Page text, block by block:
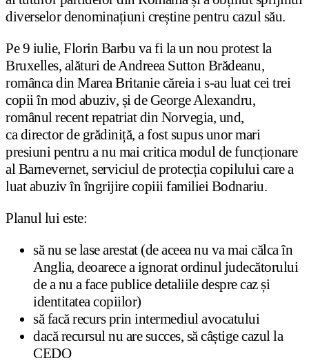
diverselor denominațiuni creștine pentru cazul său.
Pe 9 iulie, Florin Barbu va fi la un nou protest la
Bruxelles, alături de Andreea Sutton Brădeanu,
românca din Marea Britanie căreia i s-au luat cei trei
copii în mod abuziv, și de George Alexandru,
românul recent repatriat din Norvegia, und,
ca director de grădiniță, a fost supus unor mari
presiuni pentru a nu mai critica modul de funcționare
al Barnevernet, serviciul de protecția copilului care a
luat abuziv în îngrijire copiii familiei Bodnariu.
Planul lui este:
să nu se lase arestat (de aceea nu va mai călca în
Anglia, deoarece a ignorat ordinul judecătorului
de a nu a face publice detaliile despre caz și
identitatea copiilor)
să facă recurs prin intermediul avocatului
dacă recursul nu are succes, să câștige cazul la
CEDO